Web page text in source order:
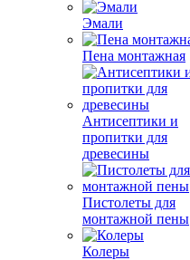
Эмали
Пена монтажная
Антисептики и
пропитки для
древесины
Пистолеты для
монтажной пены
Колеры